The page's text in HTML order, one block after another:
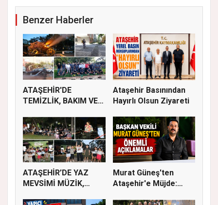
Benzer Haberler
ATAŞEHİR'DE
TEMİZLİK, BAKIM VE
Ataşehir Basınından
Hayırlı Olsun Ziyareti
ATAŞEHİR’DE YAZ
MEVSİMİ MÜZİK,
Murat Güneş'ten
Ataşehir'e Müjde: